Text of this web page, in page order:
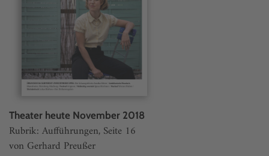
Theater heute November 2018
Rubrik: Aufführungen, Seite 16
von Gerhard Preußer